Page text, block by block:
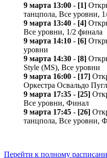
9 марта 13:00 - [1]
танцпола, Все уровни,
9 марта 13:40 - [4]
Все уровни, 1/2 финала
9 марта 14:10 - [6]
уровни
9 марта 14:30 - [8]
Style (MS), Все уровни
9 марта 16:00 - [17]
Оркестра Освальдо
9 марта 17:35 - [25]
Все уровни, Финал
9 марта 17:45 - [26]
танцпола, Все уровни,
Перейти к полному